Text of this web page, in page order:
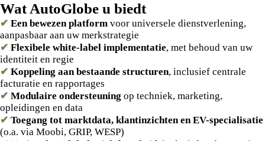
Wat AutoGlobe u biedt
✔ Een bewezen platform voor universele dienstverlening,
aanpasbaar aan uw merkstrategie
✔ Flexibele white-label implementatie, met behoud van uw
identiteit en regie
✔ Koppeling aan bestaande structuren, inclusief centrale
facturatie en rapportages
✔ Modulaire ondersteuning op techniek, marketing,
opleidingen en data
✔ Toegang tot marktdata, klantinzichten en EV-specialisatie
(o.a. via Moobi, GRIP, WESP)